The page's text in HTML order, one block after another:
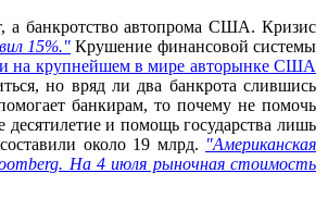
а банкротство автопрома США. Кризис
15%." Крушение финансовой системы
на крупнейшем в мире авторынке США
но вряд ли два банкрота слившись
банкирам, то почему не помочь
и помощь государства лишь
около 19 млрд. "Американская
На 4 июля рыночная стоимость